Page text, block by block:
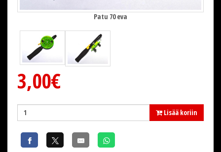
Patu 70 eva
3,00€
Lisää koriin